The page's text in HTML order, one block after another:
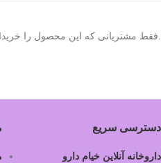
.فقط مشتریانی که این محصول را
دسترسی سریع
داروخانه آنلاین خیام دارو